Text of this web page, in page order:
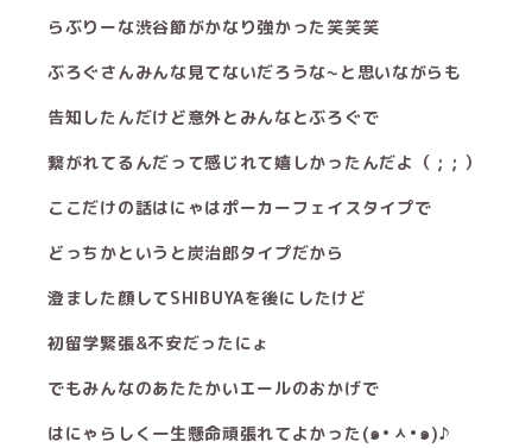
らぶりーな渋谷節がかなり強かった笑笑笑
ぶろぐさんみんな見てないだろうな~と思いながらも
告知したんだけど意外とみんなとぶろぐで
繋がれてるんだって感じれて嬉しかったんだよ（ ; ; ）
ここだけの話はにゃはポーカーフェイスタイプで
どっちかというと炭治郎タイプだから
澄ました顔してSHIBUYAを後にしたけど
初留学緊張&不安だったにょ
でもみんなのあたたかいエールのおかげで
はにゃらしく一生懸命頑張れてよかった(๑•ᆺ•๑)♪